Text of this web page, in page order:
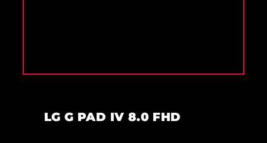
LG G PAD IV 8.0 FHD